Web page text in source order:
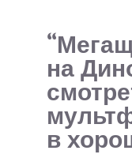
на
в